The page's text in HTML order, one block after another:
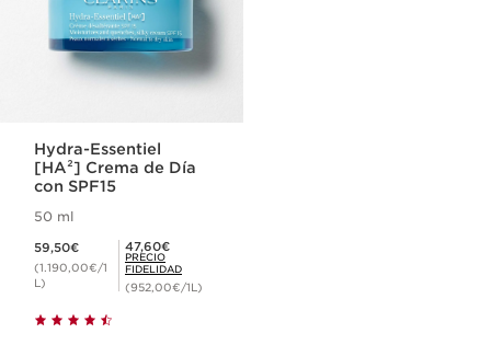
Hydra-Essentiel
[HA²] Crema de Día
con SPF15
50 ml
59,50€
(1.190,00€/1
L)
Precio Fidelidad 47,60€
47,60€
PRECIO
FIDELIDAD
(952,00€/1L)